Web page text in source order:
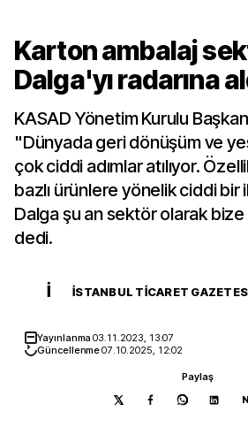
Karton ambalaj
Dalga'yı radarına
KASAD Yönetim Kurulu
"Dünyada geri dönüşüm ve
çok ciddi adımlar atılıyor.
bazlı ürünlere yönelik ciddi bir
Dalga şu an sektör olarak bize
dedi.
İ İSTANBUL TICARET
Yayınlanma03.11.2023, 13:07
Güncellenme07.10.2025, 12:02
Paylaş
N